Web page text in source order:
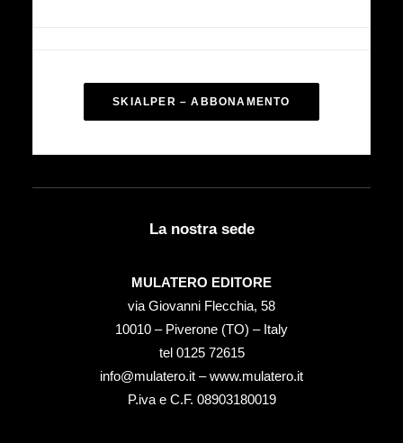
SKIALPER – ABBONAMENTO
La nostra sede
MULATERO EDITORE
via Giovanni Flecchia, 58
10010 – Piverone (TO) – Italy
tel ‭0125 72615‬
info@mulatero.it –www.mulatero.it
P.iva e C.F. 08903180019